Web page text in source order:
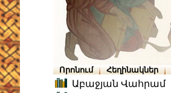
Որոնում Հեղինակներ
Աբաջյան Վահրամ